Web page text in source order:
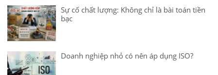
Sự cố chất lượng: Không chỉ là bài toán tiền
bạc
Doanh nghiệp nhỏ có nên áp dụng ISO?